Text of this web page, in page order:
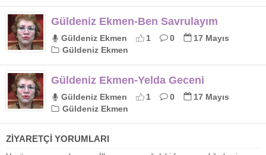
Güldeniz Ekmen-Ben Savrulayım
Güldeniz Ekmen 1 0
17 Mayıs
Güldeniz Ekmen
Güldeniz Ekmen-Yelda Geceni
Güldeniz Ekmen 1 0
17 Mayıs
Güldeniz Ekmen
ZİYARETÇİ YORUMLARI